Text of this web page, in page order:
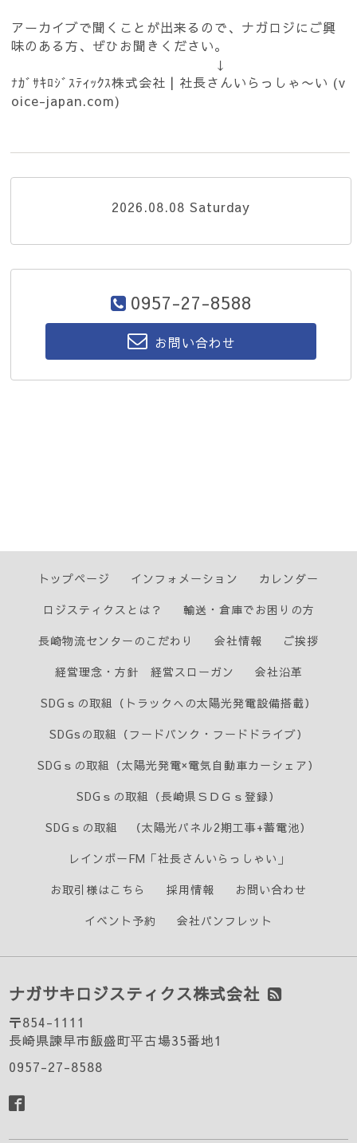
アーカイブで聞くことが出来るので、ナガロジにご興
味のある方、ぜひお聞きください。
↓
ﾅｶﾞｻｷﾛｼﾞｽﾃｨｯｸｽ株式会社 | 社長さんいらっしゃ〜い (v
oice-japan.com)
2026.08.08 Saturday
0957-27-8588
お問い合わせ
トップページ インフォメーション
カレンダー
ロジスティクスとは？
輸送・倉庫でお困りの方
長崎物流センターのこだわり
会社情報
ご挨拶
経営理念・方針 経営スローガン
会社沿革
SDGｓの取組（トラックへの太陽光発電設備搭載）
SDGsの取組（フードバンク・フードドライブ）
SDGｓの取組（太陽光発電×電気自動車カーシェア）
SDGｓの取組（長崎県ＳＤＧｓ登録）
SDGｓの取組 （太陽光パネル2期工事+蓄電池）
レインボーFM「社長さんいらっしゃい」
お取引様はこちら
採用情報
お問い合わせ
イベント予約
会社パンフレット
ナガサキロジスティクス株式会社
〒854-1111
長崎県諫早市飯盛町平古場35番地1
0957-27-8588